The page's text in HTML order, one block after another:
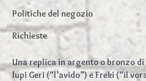
Politiche del negozio
Richieste
Una replica in argento o bronzo
lupi Geri (“l’avido”) e Freki (“il